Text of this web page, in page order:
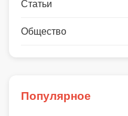
Статьи
Общество
Популярное